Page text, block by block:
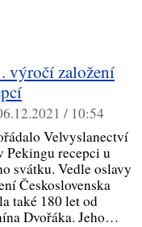
výročí založení
/ 10:54
Velvyslanectví
Pekingu recepci u
svátku. Vedle oslavy
Československa
také 180 let od
Dvořáka. Jeho…